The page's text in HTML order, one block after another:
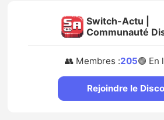
Switch-Actu |
Communauté
👥 Membres :205🟢 En
Rejoindre le